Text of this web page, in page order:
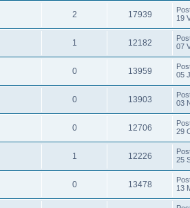
2 17939
19
1 12182
07
0 13959
05
0 13903
03
0 12706
29
1 12226
25
0 13478
13